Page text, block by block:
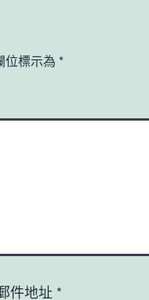
位標示為 *
件地址 *